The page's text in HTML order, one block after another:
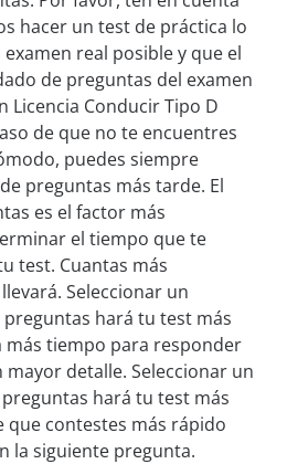
hacer un test de práctica lo
real posible y que el
de preguntas del examen
Licencia Conducir Tipo D
de que no te encuentres
puedes siempre
preguntas más tarde. El
es el factor más
el tiempo que te
test. Cuantas más
Seleccionar un
hará tu test más
más tiempo para responder
detalle. Seleccionar un
hará tu test más
que contestes más rápido
la siguiente pregunta.